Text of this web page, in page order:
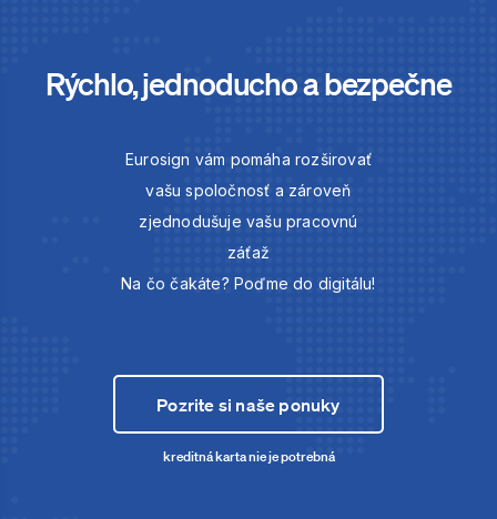
Rýchlo, jednoducho a bezpečne
Eurosign vám pomáha rozširovať
vašu spoločnosť a zároveň
zjednodušuje vašu pracovnú
záťaž
Na čo čakáte? Poďme do digitálu!
Pozrite si naše ponuky
kreditná karta nie je potrebná